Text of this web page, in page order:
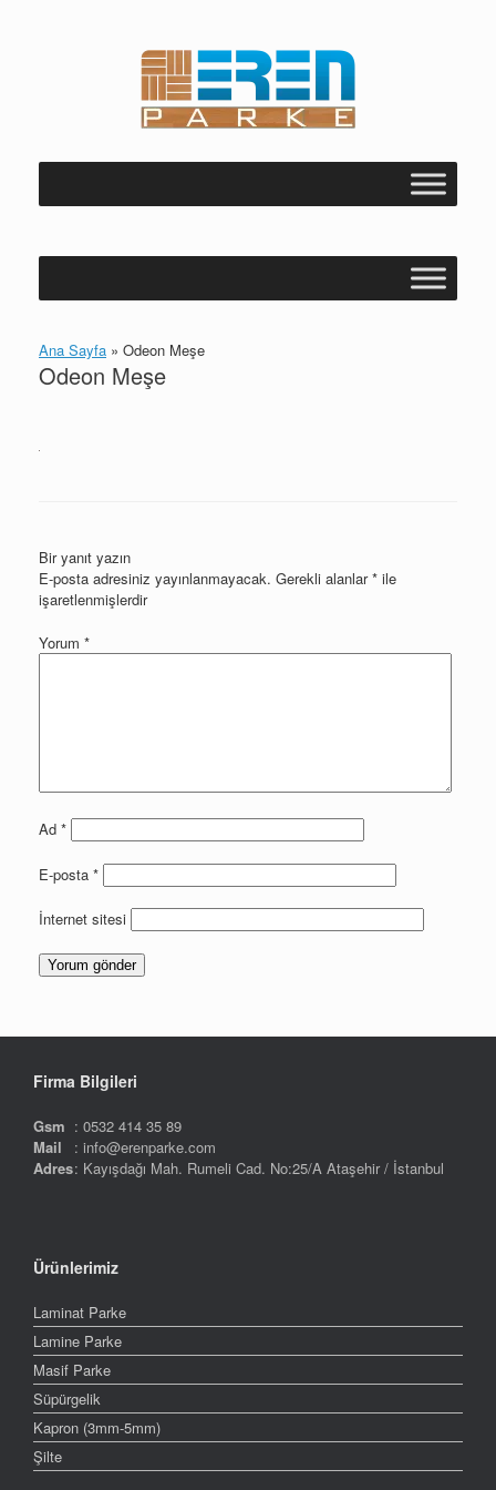
Ana Sayfa » Odeon Meşe
Odeon Meşe
Bir yanıt yazın
E-posta adresiniz yayınlanmayacak. Gerekli alanlar* ile
işaretlenmişlerdir
Yorum *
Ad *
E-posta *
İnternet sitesi
Firma Bilgileri
Gsm : 0532 414 35 89
Mail
: info@erenparke.com
Adres: Kayışdağı Mah. Rumeli Cad. No:25/A Ataşehir / İstanbul
Ürünlerimiz
Laminat Parke
Lamine Parke
Masif Parke
Süpürgelik
Kapron (3mm-5mm)
Şilte